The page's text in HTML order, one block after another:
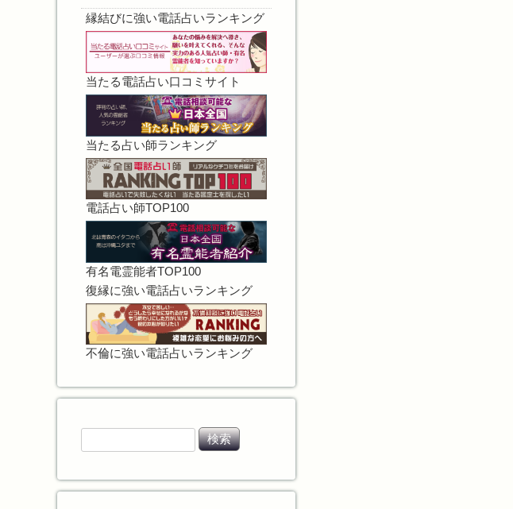
縁結びに強い電話占いランキング
当たる電話占い口コミサイト
当たる占い師ランキング
電話占い師TOP100
有名電霊能者TOP100
復縁に強い電話占いランキング
不倫に強い電話占いランキング
検
索